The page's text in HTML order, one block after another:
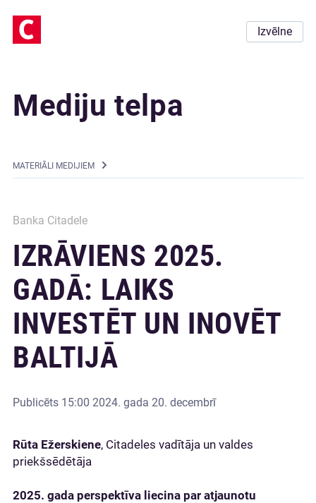
Izvēlne
Mediju telpa
MATERIĀLI MEDIJIEM
Banka Citadele
IZRĀVIENS 2025.
GADĀ: LAIKS
INVESTĒT UN INOVĒT
BALTIJĀ
Publicēts 15:00 2024. gada 20. decembrī
Rūta Ežerskiene, Citadeles vadītāja un valdes
priekšsēdētāja
2025. gada perspektīva liecina par atjaunotu